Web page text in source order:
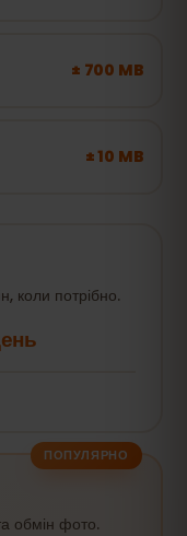
± 700 MB
± 10 MB
коли потрібно.
ПОПУЛЯРНО
обмін фото.